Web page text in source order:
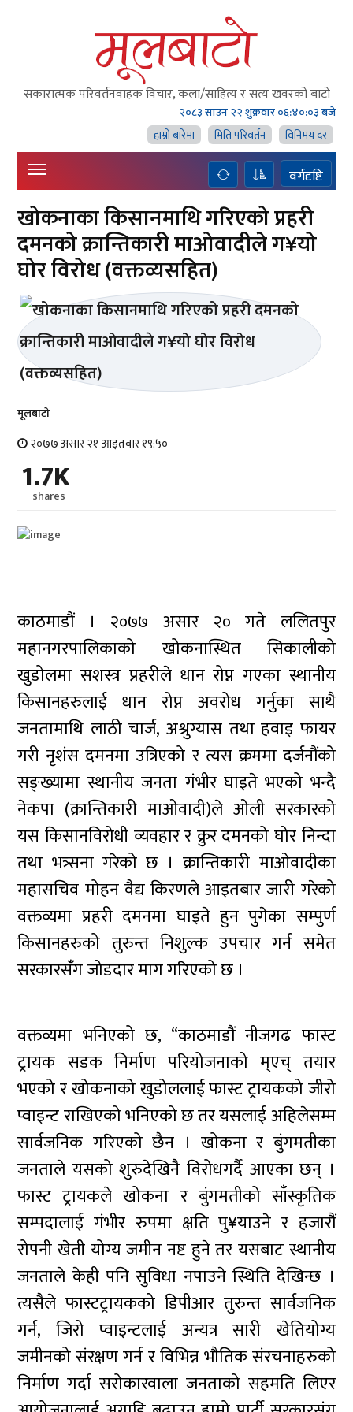
सकारात्मक परिवर्तनवाहक विचार, कला/साहित्य र सत्य खवरको बाटाे
२०८३ साउन २२ शुक्रवार०६:४०:०३ बजे
हाम्राे बारेमा
मिति परिवर्तन विनिमय दर
वर्गदृष्टि
खोकनाका किसानमाथि गरिएको प्रहरी
दमनको क्रान्तिकारी माओवादीले ग¥यो
घोर विरोध (वक्तव्यसहित)
मूलबाटाे
२०७७ असार २१ आइतवार १९:५०
1.7K
shares
काठमाडौं । २०७७ असार २० गते ललितपुर
महानगरपालिकाको खोकनास्थित सिकालीको
खुडोलमा सशस्त्र प्रहरीले धान रोप्न गएका स्थानीय
किसानहरुलाई धान रोप्न अवरोध गर्नुका साथै
जनतामाथि लाठी चार्ज, अश्रुग्यास तथा हवाइ फायर
गरी नृशंस दमनमा उत्रिएको र त्यस क्रममा दर्जनौंको
सङ्ख्यामा स्थानीय जनता गंभीर घाइते भएको भन्दै
नेकपा (क्रान्तिकारी माओवादी)ले ओली सरकारको
यस किसानविरोधी व्यवहार र क्रुर दमनको घोर निन्दा
तथा भत्र्सना गरेको छ । क्रान्तिकारी माओवादीका
महासचिव मोहन वैद्य किरणले आइतबार जारी गरेको
वक्तव्यमा प्रहरी दमनमा घाइते हुन पुगेका सम्पुर्ण
किसानहरुको तुरुन्त निशुल्क उपचार गर्न समेत
सरकारसंँग जोडदार माग गरिएको छ ।
वक्तव्यमा भनिएको छ, “काठमाडौं नीजगढ फास्ट
ट्रायक सडक निर्माण परियोजनाको म्एच् तयार
भएको र खोकनाको खुडोललाई फास्ट ट्रायकको जीरो
प्वाइन्ट राखिएको भनिएको छ तर यसलाई अहिलेसम्म
सार्वजनिक गरिएको छैन । खोकना र बुंगमतीका
जनताले यसको शुरुदेखिनै विरोधगर्दै आएका छन् ।
फास्ट ट्रायकले खोकना र बुंगमतीको साँस्कृतिक
सम्पदालाई गंभीर रुपमा क्षति पु¥याउने र हजारौं
रोपनी खेती योग्य जमीन नष्ट हुने तर यसबाट स्थानीय
जनताले केही पनि सुविधा नपाउने स्थिति देखिन्छ ।
त्यसैले फास्टट्रायकको डिपीआर तुरुन्त सार्वजनिक
गर्न, जिरो प्वाइन्टलाई अन्यत्र सारी खेतियोग्य
जमीनको संरक्षण गर्न र विभिन्न भौतिक संरचनाहरुको
निर्माण गर्दा सरोकारवाला जनताको सहमति लिएर